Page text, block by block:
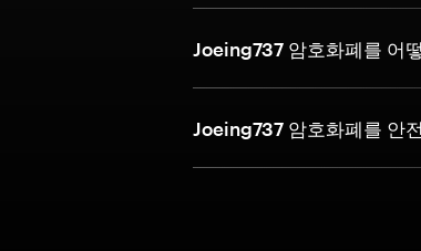
Joeing737 암호화폐를 어
Joeing737 암호화폐를 안